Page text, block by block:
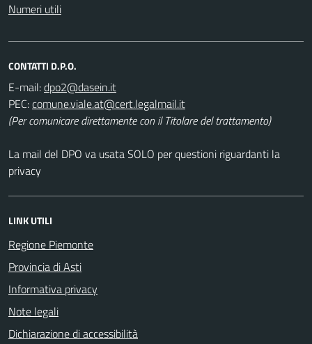
Numeri utili
CONTATTI D.P.O.
E-mail:
PEC:
(Per comunicare direttamente con il Titolare del trattamento)
La mail del DPO va usata SOLO per questioni riguardanti la
privacy
LINK UTILI
Regione Piemonte
Provincia di Asti
Informativa privacy
Note legali
Dichiarazione di accessibilità